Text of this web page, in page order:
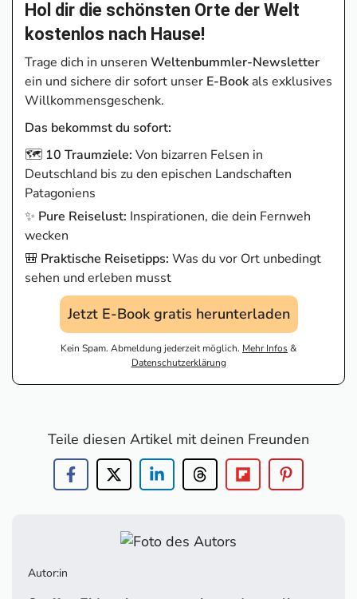
Hol dir die schönsten Orte der Welt
kostenlos nach Hause!
Trage dich in unseren Weltenbummler-Newsletter
ein und sichere dir sofort unser E-Bookals exklusives
Willkommensgeschenk.
Das bekommst du sofort:
🗺️ 10 Traumziele: Von bizarren Felsen in
Deutschland bis zu den epischen Landschaften
Patagoniens
✨ Pure Reiselust: Inspirationen, die dein Fernweh
wecken
🎒 Praktische Reisetipps: Was du vor Ort unbedingt
sehen und erleben musst
Jetzt E-Book gratis herunterladen
Kein Spam. Abmeldung jederzeit möglich. Mehr Infos&
Datenschutzerklärung
Teile diesen Artikel mit deinen Freunden
Autor:in